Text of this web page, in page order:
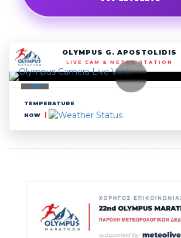
OLYMPUS G. APOSTOLIDIS
LIVE CAM & METEO STATION
LIVE
TEMPERATURE
NOW